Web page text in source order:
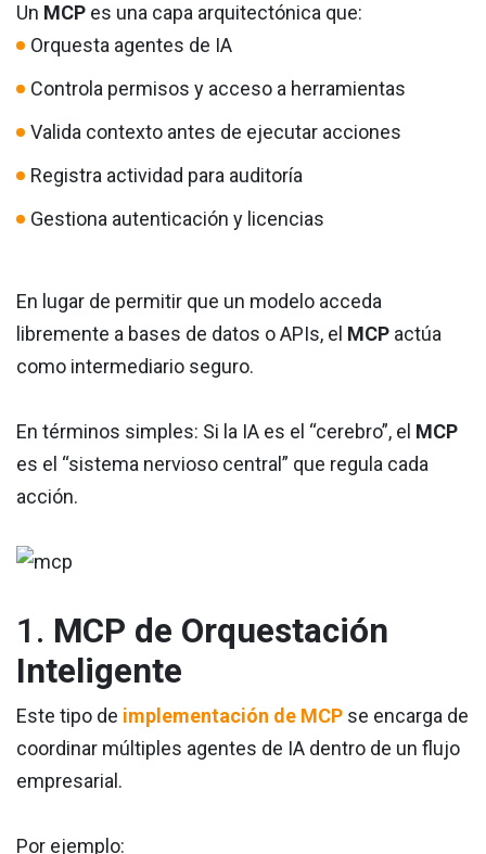
Un MCP es una capa arquitectónica que:
Orquesta agentes de IA
Controla permisos y acceso a herramientas
Valida contexto antes de ejecutar acciones
Registra actividad para auditoría
Gestiona autenticación y licencias
En lugar de permitir que un modelo acceda
libremente a bases de datos o APIs, el MCP actúa
como intermediario seguro.
En términos simples: Si la IA es el “cerebro”, el MCP
es el “sistema nervioso central” que regula cada
acción.
1. MCP de Orquestación
Inteligente
Este tipo de implementación de MCP se encarga de
coordinar múltiples agentes de IA dentro de un flujo
empresarial.
Por ejemplo: